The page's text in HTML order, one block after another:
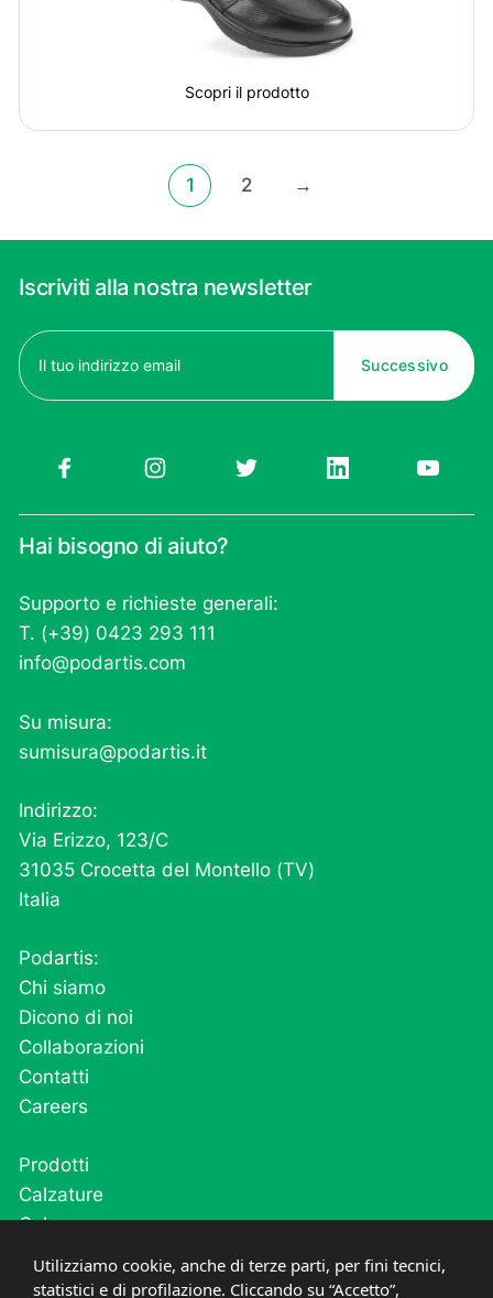
Scopri il prodotto
1 2 →
Iscriviti alla nostra newsletter
Email
(Obbligatorio)
Hai bisogno di aiuto?
Supporto e richieste generali:
T. (+39) 0423 293 111
info@podartis.com
Su misura:
sumisura@podartis.it
Indirizzo:
Via Erizzo, 123/C
31035 Crocetta del Montello (TV)
Italia
Podartis:
Chi siamo
Dicono di noi
Collaborazioni
Contatti
Careers
Prodotti
Calzature
Calze
Plantari
Utilizziamo cookie, anche di terze parti, per fini tecnici,
statistici e di profilazione. Cliccando su “Accetto”,